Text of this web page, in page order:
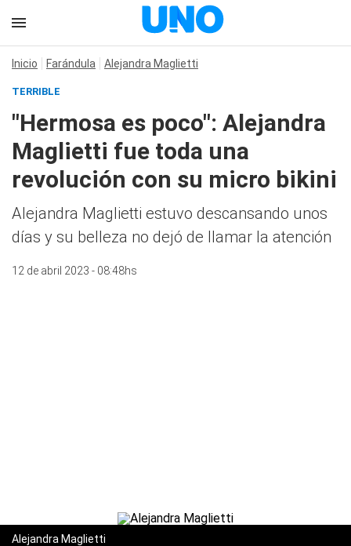
Inicio Farándula Alejandra Maglietti
TERRIBLE
"Hermosa es poco": Alejandra
Maglietti fue toda una
revolución con su micro bikini
Alejandra Maglietti estuvo descansando unos
días y su belleza no dejó de llamar la atención
12 de abril 2023 - 08:48hs
Alejandra Maglietti